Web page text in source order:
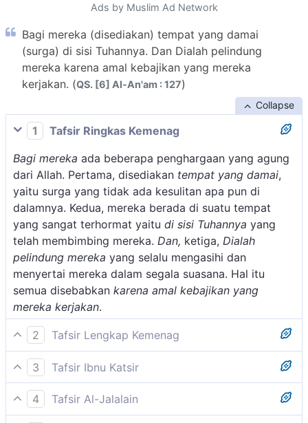
Ads by Muslim Ad Network
Bagi mereka (disediakan) tempat yang damai
(surga) di sisi Tuhannya. Dan Dialah pelindung
mereka karena amal kebajikan yang mereka
kerjakan. (QS. [6] Al-An'am : 127)
Collapse
1
Tafsir Ringkas Kemenag
Bagi mereka ada beberapa penghargaan yang agung
dari Allah. Pertama, disediakan tempat yang damai,
yaitu surga yang tidak ada kesulitan apa pun di
dalamnya. Kedua, mereka berada di suatu tempat
yang sangat terhormat yaitu di sisi Tuhannya yang
telah membimbing mereka. Dan, ketiga, Dialah
pelindung mereka yang selalu mengasihi dan
menyertai mereka dalam segala suasana. Hal itu
semua disebabkan karena amal kebajikan yang
mereka kerjakan.
2
Tafsir Lengkap Kemenag
Bagi mereka yang menempuh jalan yang lurus
disediakan Darussalam (surga) di sisi Tuhan. Mereka
hidup mengikuti pedoman para nabi yang memberi
petunjuk kepada mereka sehingga mereka terhindar
3
Tafsir Ibnu Katsir
Firman Allah Swt.:
4
Tafsir Al-Jalalain